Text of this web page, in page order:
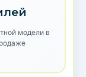
модели в